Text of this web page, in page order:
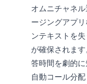
オムニチャネ
ージングアプ
ンテキストを
が確保されま
答時間を劇的
自動コール分配